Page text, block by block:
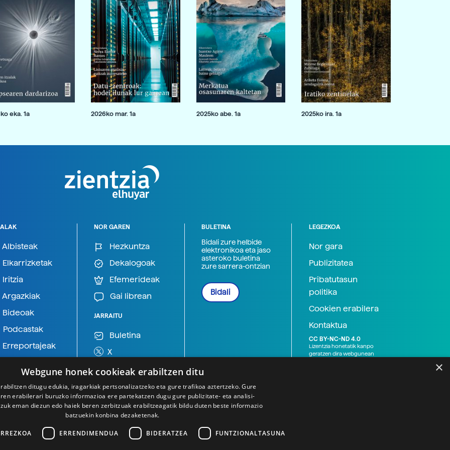
eka. 1a 2026ko mar. 1a 2025ko abe. 1a 2025ko ira. 1a
Albisteak
Elkarrizketak
Iritzia
Argazkiak
Bideoak
Podcastak
Erreportajeak
NOR GAREN
Hezkuntza
Dekalogoak
Efemerideak
Gai librean
JARRAITU
Buletina
X
BlueSky
Mastodon
Telegram
BULETINA
Bidali zure helbide
elektronikoa eta jaso
asteroko buletina
zure sarrera-ontzian
Bidali
LEGEZKOA
Nor gara
Publizitatea
Pribatutasun
politika
Cookien erabilera
Kontaktua
CC BY-NC-ND 4.0
Lizentzia honetatik kanpo
geratzen dira webgunean
×
Webgune honek cookieak erabiltzen ditu
ditugu edukia, iragarkiak pertsonalizatzeko eta gure trafikoa aztertzeko. Gure
erabilerari buruzko informazioa ere partekatzen dugu gure publizitate- eta analisi-
eman diezun edo haiek beren zerbitzuak erabiltzeagatik bildu duten beste informazio
batzuekin konbina dezaketenak.
ERRENDIMENDUA BIDERATZEA FUNTZIONALTASUNA